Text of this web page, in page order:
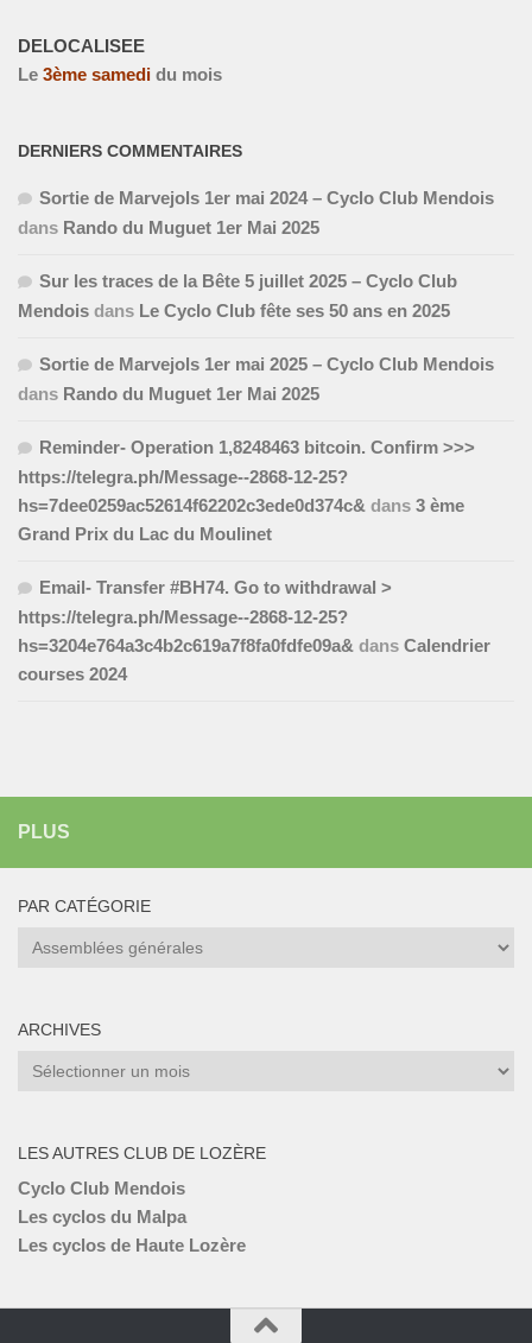
DELOCALISEE
Le 3ème samedi du mois
DERNIERS COMMENTAIRES
Sortie de Marvejols 1er mai 2024 – Cyclo Club Mendois
dans Rando du Muguet 1er Mai 2025
Sur les traces de la Bête 5 juillet 2025 – Cyclo Club
Mendois dans Le Cyclo Club fête ses 50 ans en 2025
Sortie de Marvejols 1er mai 2025 – Cyclo Club Mendois
dans Rando du Muguet 1er Mai 2025
Reminder- Operation 1,8248463 bitcoin. Confirm >>>
https://telegra.ph/Message--2868-12-25?
hs=7dee0259ac52614f62202c3ede0d374c& dans 3 ème
Grand Prix du Lac du Moulinet
Email- Transfer #BH74. Go to withdrawal >
https://telegra.ph/Message--2868-12-25?
hs=3204e764a3c4b2c619a7f8fa0fdfe09a& dans Calendrier
courses 2024
PLUS
PAR CATÉGORIE
Par
ARCHIVES
Archives
LES AUTRES CLUB DE LOZÈRE
Cyclo Club Mendois
Les cyclos du Malpa
Les cyclos de Haute Lozère